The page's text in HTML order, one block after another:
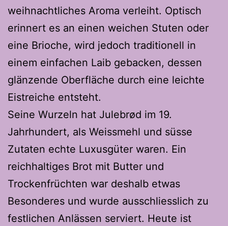
weihnachtliches Aroma verleiht. Optisch
erinnert es an einen weichen Stuten oder
eine Brioche, wird jedoch traditionell in
einem einfachen Laib gebacken, dessen
glänzende Oberfläche durch eine leichte
Eistreiche entsteht.
Seine Wurzeln hat Julebrød im 19.
Jahrhundert, als Weissmehl und süsse
Zutaten echte Luxusgüter waren. Ein
reichhaltiges Brot mit Butter und
Trockenfrüchten war deshalb etwas
Besonderes und wurde ausschliesslich zu
festlichen Anlässen serviert. Heute ist